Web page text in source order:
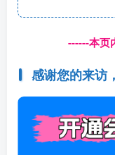
------本页
感谢您的来访